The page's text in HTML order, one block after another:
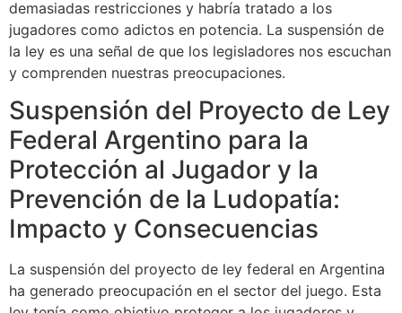
demasiadas restricciones y habría tratado a los
jugadores como adictos en potencia. La suspensión de
la ley es una señal de que los legisladores nos escuchan
y comprenden nuestras preocupaciones.
Suspensión del Proyecto de Ley
Federal Argentino para la
Protección al Jugador y la
Prevención de la Ludopatía:
Impacto y Consecuencias
La suspensión del proyecto de ley federal en Argentina
ha generado preocupación en el sector del juego. Esta